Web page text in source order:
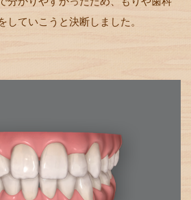
していこうと決断しました。